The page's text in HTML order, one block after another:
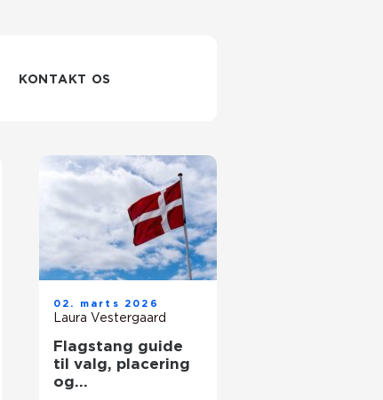
KONTAKT OS
02. marts 2026
Laura Vestergaard
Flagstang guide
til valg, placering
og